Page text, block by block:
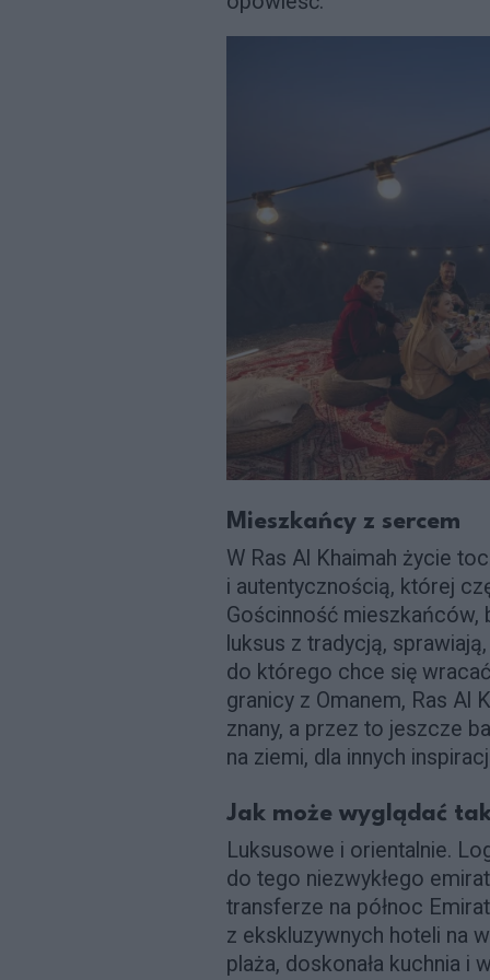
Mieszkańcy z sercem
W Ras Al Khaimah życie
i autentycznością, której
Gościnność mieszkańców,
luksus z tradycją,
do którego chce się
granicy z Omanem, Ras Al
znany, a przez to jeszcze
na ziemi, dla innych
Jak może wyglądać
Luksusowe i orientalnie.
do tego niezwykłego
transferze na północ
z ekskluzywnych hoteli na
plaża, doskonała kuchnia i